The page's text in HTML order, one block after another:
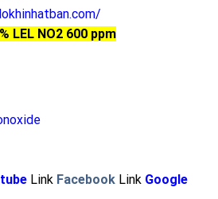
LEL NO2 600 ppm
Link Facebook Link Google